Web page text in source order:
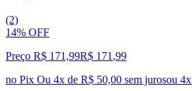
(2)
14% OFF
Preço R$ 171,99R$ 171 ,99
no Pix Ou 4x de R$ 50,00 sem jurosou 4